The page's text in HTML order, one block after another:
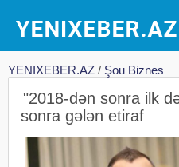
YENIXEBER.AZ / Şou Biznes
"2018-dən sonra ilk
sonra gələn etiraf